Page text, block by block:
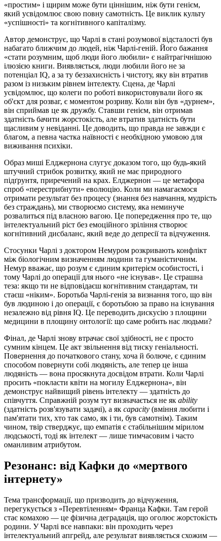
«простим» і щирим може бути ціннішим, ніж бути генієм,
який усвідомлює свою повну самотність. Це виклик культу
«успішності» та когнітивного капіталізму.
Автор демонструє, що Чарлі в стані розумової відсталості був
набагато ближчим до людей, ніж Чарлі-геній. Його бажання
«стати розумним, щоб люди його любили» є найтрагічнішою
ілюзією книги. Виявляється, люди любили його не за
потенціал IQ, а за ту беззахисність і чистоту, яку він втратив
разом із низьким рівнем інтелекту. Сцена, де Чарлі
усвідомлює, що колеги по роботі використовували його як
об'єкт для розваг, є моментом розриву. Коли він був «дурнем»,
він сприймав це як дружбу. Ставши генієм, він отримав
здатність бачити жорстокість, але втратив здатність бути
щасливим у невіданні. Це доводить, що правда не завжди є
благом, а певна частка наївності є необхідною умовою для
виживання психіки.
Образ миші Елджернона слугує доказом того, що будь-який
штучний стрибок розвитку, який не має природного
підґрунтя, приречений на крах. Елджернон — це метафора
спроб «перестрибнути» еволюцію. Коли ми намагаємося
отримати результат без процесу (знання без навчання, мудрість
без страждань), ми створюємо систему, яка неминуче
розвалиться під власною вагою. Це попередження про те, що
інтелектуальний ріст без емоційного зріління створює
когнітивний дисбаланс, який веде до депресії та відчуження.
Стосунки Чарлі з доктором Немуром розкривають конфлікт
між біологічним визначенням людини та гуманістичним.
Немур вважає, що розум є єдиним критерієм особистості, і
тому Чарлі до операції для нього «не існував». Це страшна
теза: якщо ти не відповідаєш когнітивним стандартам, ти
стаєш «ніким». Боротьба Чарлі-генія за визнання того, що він
був людиною і до операції, є боротьбою за право на існування
незалежно від рівня IQ. Це переводить дискусію з площини
медицини в площину онтології: що саме робить нас людьми?
Фінал, де Чарлі знову втрачає свої здібності, не є просто
сумним кінцем. Це акт звільнення від тиску геніальності.
Повернення до початкового стану, хоча й болюче, є єдиним
способом повернути собі людяність, але тепер це інша
людяність — вона просякнута досвідом втрати. Коли Чарлі
просить «покласти квіти на могилу Елджернона», він
демонструє найвищий рівень інтелекту — здатність до
співчуття. Справжній розум тут визначається не як ability
(здатність розв'язувати задачі), а як capacity (вміння любити і
пам'ятати тих, хто так само, як і ти, був самотнім). Таким
чином, твір стверджує, що емпатія є стабільнішим мірилом
людськості, тоді як інтелект — лише тимчасовим і часто
оманливим атрибутом.
Резонанс: від Кафки до «мертвого
інтернету»
Тема трансформації, що призводить до відчуження,
перегукується з «Перевтіленням» Франца Кафки. Там герой
стає комахою — це фізична деградація, що оголює жорстокість
родини. У Чарлі все навпаки: він проходить через
інтелектуальний апгрейд, але результат виявляється схожим —